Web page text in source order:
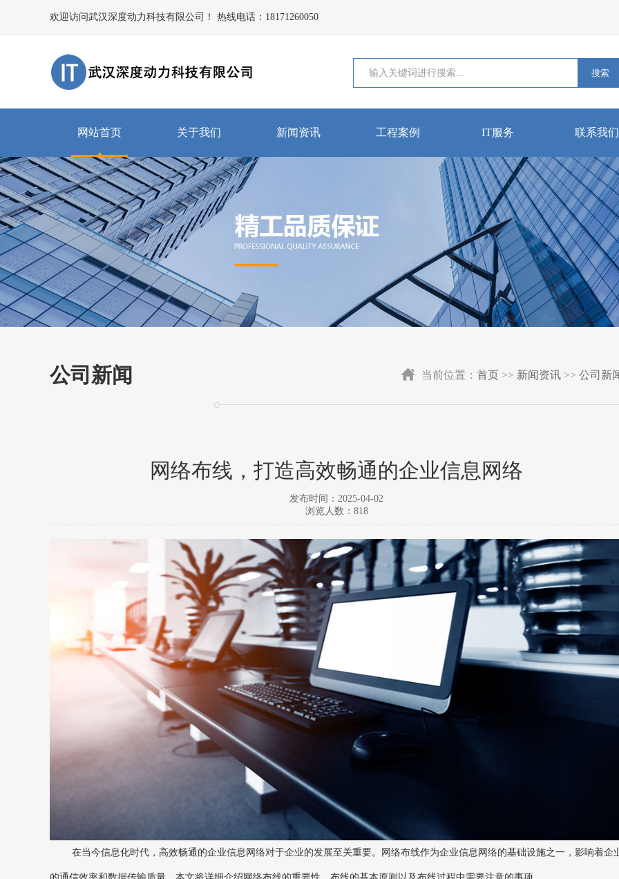
欢迎访问武汉深度动力科技有限公司！ 热线电话：18171260050
搜索
网站首页 关于我们 新闻资讯 工程案例 IT服务 联系我们
公司新闻 当前位置： 首页 >> 新闻资讯 >> 公司新
网络布线，打造高效畅通的企业信息网络
发布时间：2025-04-02
浏览人数：818
在当今信息化时代，高效畅通的企业信息网络对于企业的发展至关重要。网络布线作为企业信息网络的基础设施之一，影响着企